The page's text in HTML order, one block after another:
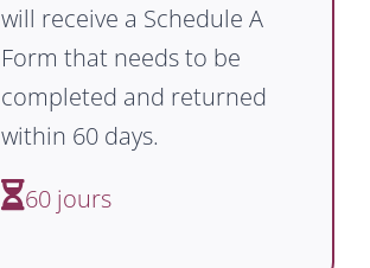
will receive a Schedule A
Form that needs to be
completed and returned
within 60 days.
60 jours